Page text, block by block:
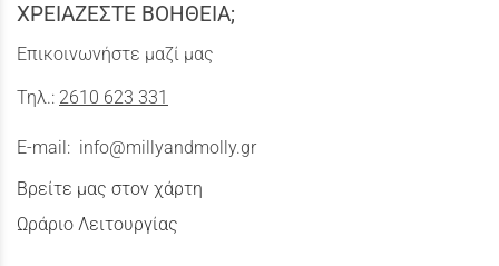
ΧΡΕΙΑΖΕΣΤΕ ΒΟΗΘΕΙΑ;
Επικοινωνήστε μαζί μας
Τηλ.: 2610 623 331
E-mail: info@millyandmolly.gr
Βρείτε μας στον χάρτη
Ωράριο Λειτουργίας